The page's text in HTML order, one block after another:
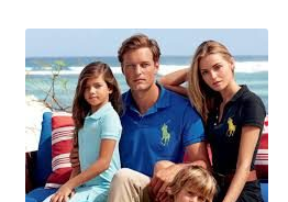
Consultoría en Imagen
Consultoría en Imagen
Consultoría para